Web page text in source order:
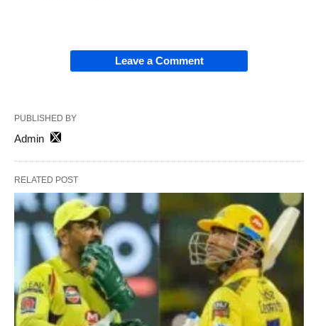
Leave a Comment
PUBLISHED BY
Admin
RELATED POST